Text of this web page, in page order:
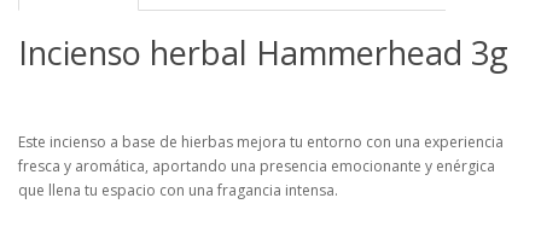
Incienso herbal Hammerhead 3g
Este incienso a base de hierbas mejora tu entorno con una experiencia
fresca y aromática, aportando una presencia emocionante y enérgica
que llena tu espacio con una fragancia intensa.